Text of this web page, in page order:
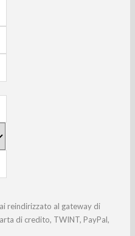
reindirizzato al gateway di
di credito, TWINT, PayPal,